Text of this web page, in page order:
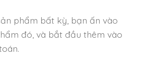
phẩm bất kỳ, bạn ấn vào
đó, và bắt đầu thêm vào